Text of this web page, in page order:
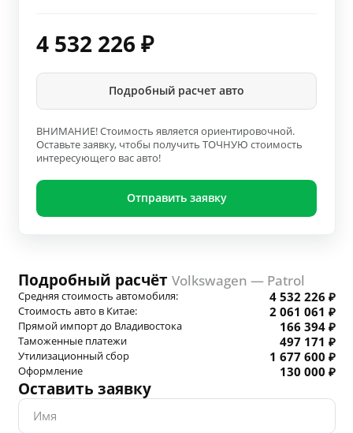
4 532 226 ₽
Подробный расчет авто
ВНИМАНИЕ! Стоимость является ориентировочной.
Оставьте заявку, чтобы получить ТОЧНУЮ стоимость
интересующего вас авто!
Отправить заявку
Подробный расчёт Volkswagen — Patrol
Средняя стоимость автомобиля: 4 532 226 ₽
Стоимость авто в Китае: 2 061 061 ₽
Прямой импорт до Владивостока 166 394 ₽
Таможенные платежи 497 171 ₽
Утилизационный сбор 1 677 600 ₽
Оформление 130 000 ₽
Оставить заявку